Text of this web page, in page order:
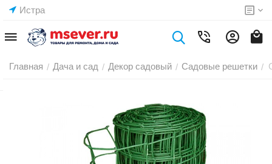
Истра
Главная / Дача и сад / Декор садовый / Садовые решетки /